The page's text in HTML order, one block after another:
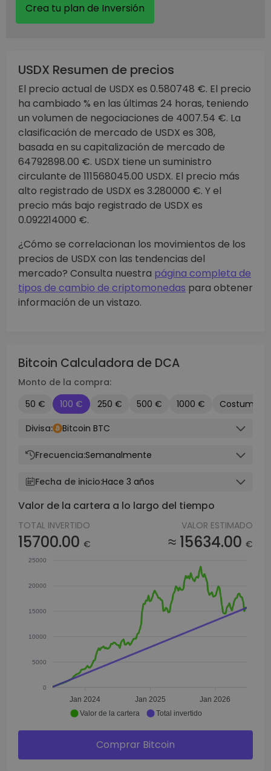
Crea tu plan de Inversión
USDX Resumen de precios
El precio actual de USDX es 0.580748 €. El precio
ha cambiado % en las últimas 24 horas, teniendo
un volumen de negociaciones de 4007.54 €. La
clasificación de mercado de USDX es 308,
basada en su capitalización de mercado de
64792898.00 €. USDX tiene un suministro
circulante de 111568045.00 USDX. El precio más
alto registrado de USDX es 3.280000 €. Y el
precio más bajo registrado de USDX es
0.092214000 €.
¿Cómo se correlacionan los movimientos de los
precios de USDX con las tendencias del
mercado? Consulta nuestra página completa de
tipos de cambio de criptomonedas para obtener
información de un vistazo.
Bitcoin Calculadora de DCA
Monto de la compra:
50 €
100 € 250 € 500 € 1000 €
Costumbre
Divisa:
Bitcoin BTC
Frecuencia:Semanalmente
Fecha de inicio:Hace 3 años
Valor de la cartera a lo largo del tiempo
TOTAL INVERTIDO
15700.00 €
VALOR ESTIMADO
≈ 15634.00 €
25000
20000
15000
10000
5000
0
Jan 2024 Jan 2025 Jan 2026
Valor de la cartera Total invertido
Comprar Bitcoin